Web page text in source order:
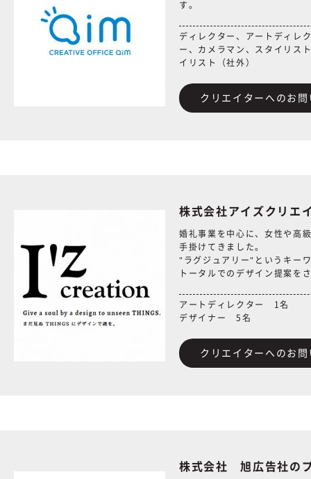
す。
ディレクター、アートディレ
ー、カメラマン、スタイリス
イリスト（社外）
クリエイターへのお
株式会社アイズクリエ
婚礼事業を中心に、女性や高
手掛けてきました。
"ラグジュアリー"というキー
トータルでのデザイン提案を
アートディレクター 1名
デザイナー 5名
クリエイターへのお
株式会社 旭広告社の